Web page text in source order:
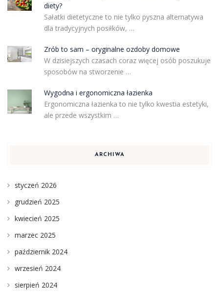
diety?
Sałatki dietetyczne to nie tylko pyszna alternatywa
dla tradycyjnych posiłków, …
Zrób to sam – oryginalne ozdoby domowe
W dzisiejszych czasach coraz więcej osób poszukuje
sposobów na stworzenie …
Wygodna i ergonomiczna łazienka
Ergonomiczna łazienka to nie tylko kwestia estetyki,
ale przede wszystkim …
ARCHIWA
styczeń 2026
grudzień 2025
kwiecień 2025
marzec 2025
październik 2024
wrzesień 2024
sierpień 2024